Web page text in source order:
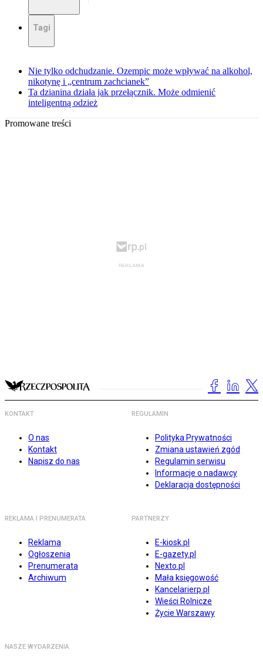
Tagi
Nie tylko odchudzanie. Ozempic może wpływać na alkohol,
nikotynę i „centrum zachcianek”
Ta dzianina działa jak przełącznik. Może odmienić
inteligentną odzież
Promowane treści
KONTAKT
O nas
Kontakt
Napisz do nas
REGULAMIN
Polityka Prywatności
Zmiana ustawień zgód
Regulamin serwisu
Informacje o nadawcy
Deklaracja dostępności
REKLAMA I PRENUMERATA
Reklama
Ogłoszenia
Prenumerata
Archiwum
PARTNERZY
E-kiosk.pl
E-gazety.pl
Nexto.pl
Mała księgowość
Kancelarierp.pl
Wieści Rolnicze
Życie Warszawy
NASZE WYDARZENIA